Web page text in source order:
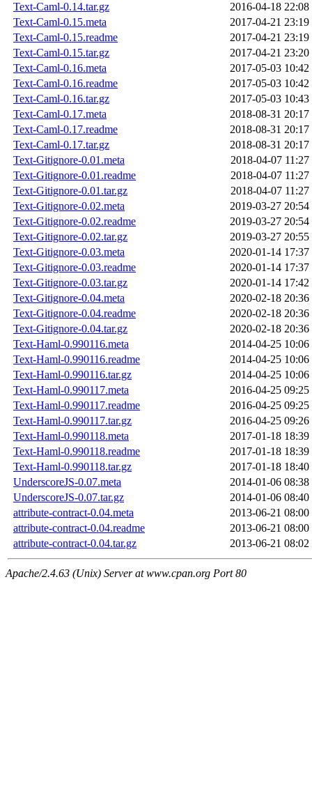
Text-Caml-0.14.tar.gz
2016-04-18 22:08
Text-Caml-0.15.meta
2017-04-21 23:19
Text-Caml-0.15.readme
2017-04-21 23:19
Text-Caml-0.15.tar.gz
2017-04-21 23:20
Text-Caml-0.16.meta
2017-05-03 10:42
Text-Caml-0.16.readme
2017-05-03 10:42
Text-Caml-0.16.tar.gz
2017-05-03 10:43
Text-Caml-0.17.meta
2018-08-31 20:17
Text-Caml-0.17.readme
2018-08-31 20:17
Text-Caml-0.17.tar.gz
2018-08-31 20:17
Text-Gitignore-0.01.meta
2018-04-07 11:27
Text-Gitignore-0.01.readme
2018-04-07 11:27
Text-Gitignore-0.01.tar.gz
2018-04-07 11:27
Text-Gitignore-0.02.meta
2019-03-27 20:54
Text-Gitignore-0.02.readme
2019-03-27 20:54
Text-Gitignore-0.02.tar.gz
2019-03-27 20:55
Text-Gitignore-0.03.meta
2020-01-14 17:37
Text-Gitignore-0.03.readme
2020-01-14 17:37
Text-Gitignore-0.03.tar.gz
2020-01-14 17:42
Text-Gitignore-0.04.meta
2020-02-18 20:36
Text-Gitignore-0.04.readme
2020-02-18 20:36
Text-Gitignore-0.04.tar.gz
2020-02-18 20:36
Text-Haml-0.990116.meta
2014-04-25 10:06
Text-Haml-0.990116.readme
2014-04-25 10:06
Text-Haml-0.990116.tar.gz
2014-04-25 10:06
Text-Haml-0.990117.meta
2016-04-25 09:25
Text-Haml-0.990117.readme
2016-04-25 09:25
Text-Haml-0.990117.tar.gz
2016-04-25 09:26
Text-Haml-0.990118.meta
2017-01-18 18:39
Text-Haml-0.990118.readme
2017-01-18 18:39
Text-Haml-0.990118.tar.gz
2017-01-18 18:40
UnderscoreJS-0.07.meta
2014-01-06 08:38
UnderscoreJS-0.07.tar.gz
2014-01-06 08:40
attribute-contract-0.04.meta
2013-06-21 08:00
attribute-contract-0.04.readme
2013-06-21 08:00
attribute-contract-0.04.tar.gz
2013-06-21 08:02
Apache/2.4.63 (Unix) Server at www.cpan.org Port 80